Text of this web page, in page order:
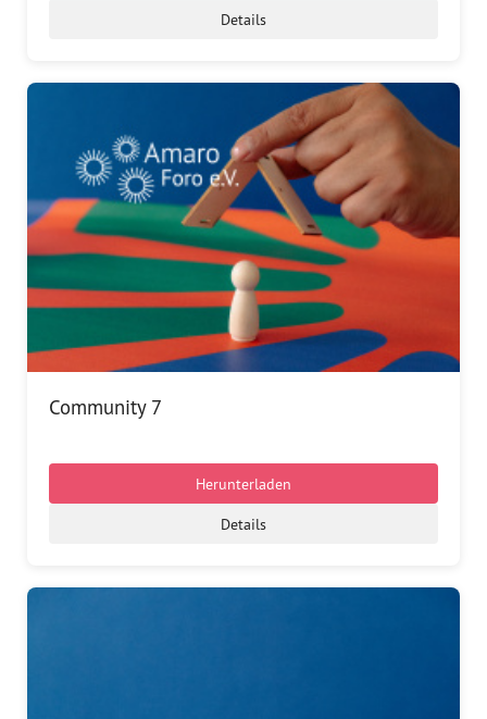
Details
Community 7
Herunterladen
Details